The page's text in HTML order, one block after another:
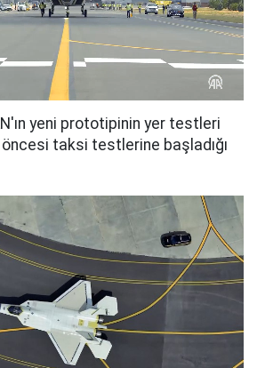
yeni prototipinin yer testleri
taksi testlerine başladığı